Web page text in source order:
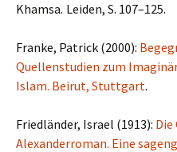
Khamsa. Leiden, S. 107–125.
Franke, Patrick (2000):
Quellenstudien zum
Islam. Beirut, Stuttgart.
Friedländer, Israel (1913): Die
Alexanderroman. Eine